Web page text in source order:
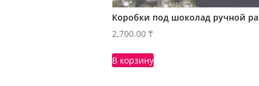
Коробки под шоколад ручной
2,700.00 ₸
В корзину